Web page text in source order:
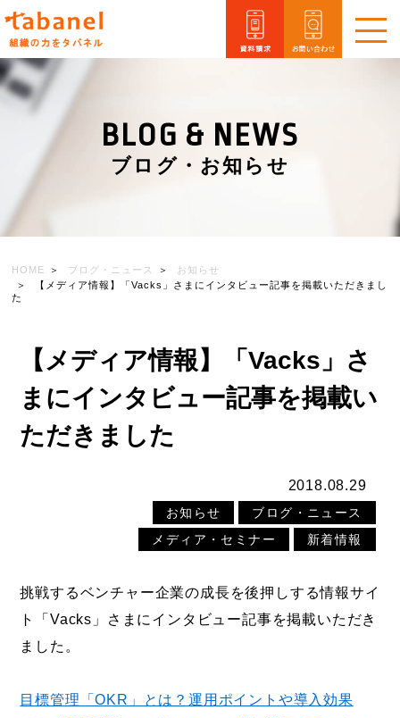
メ
ニ
BLOG & NEWS
ブログ・お知らせ
HOME ブログ・ニュース
お知らせ
【メディア情報】「Vacks」さまにインタビュー記事を掲載いただきまし
た
【メディア情報】「Vacks」さ
まにインタビュー記事を掲載い
ただきました
2018.08.29
お知らせ
ブログ・ニュース
メディア・セミナー
新着情報
挑戦するベンチャー企業の成長を後押しする情報サイ
ト「Vacks」さまにインタビュー記事を掲載いただき
ました。
目標管理「OKR」とは？運用ポイントや導入効果